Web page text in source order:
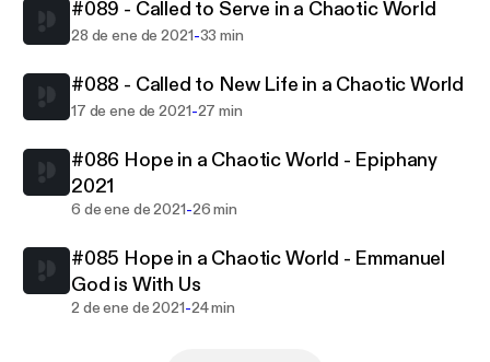
#089 - Called to Serve in a Chaotic World
28 de ene de 2021-33 min
#088 - Called to New Life in a Chaotic World
17 de ene de 2021-27 min
#086 Hope in a Chaotic World - Epiphany
2021
6 de ene de 2021-26 min
#085 Hope in a Chaotic World - Emmanuel
God is With Us
2 de ene de 2021-24 min